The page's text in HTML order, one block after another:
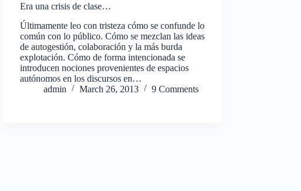
Era una crisis de clase…
Últimamente leo con tristeza cómo se confunde lo
común con lo público. Cómo se mezclan las ideas
de autogestión, colaboración y la más burda
explotación. Cómo de forma intencionada se
introducen nociones provenientes de espacios
autónomos en los discursos en…
admin
March 26, 2013 9 Comments